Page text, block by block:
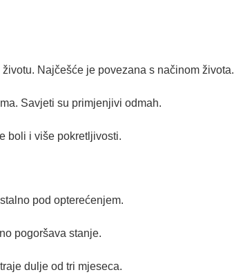
Najčešće je povezana s načinom života.
Savjeti su primjenjivi odmah.
boli i više pokretljivosti.
pod opterećenjem.
pogoršava stanje.
dulje od tri mjeseca.